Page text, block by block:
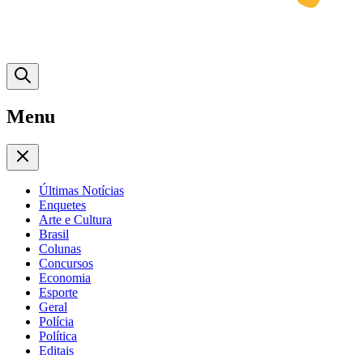
Menu
Últimas Notícias
Enquetes
Arte e Cultura
Brasil
Colunas
Concursos
Economia
Esporte
Geral
Polícia
Política
Editais